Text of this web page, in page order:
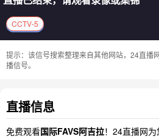
CCTV-5
提示：该信号搜索整理来自其他网站，24直播
播信号。
直播信息
免费观看国际FAVS阿吉拉！24直播网